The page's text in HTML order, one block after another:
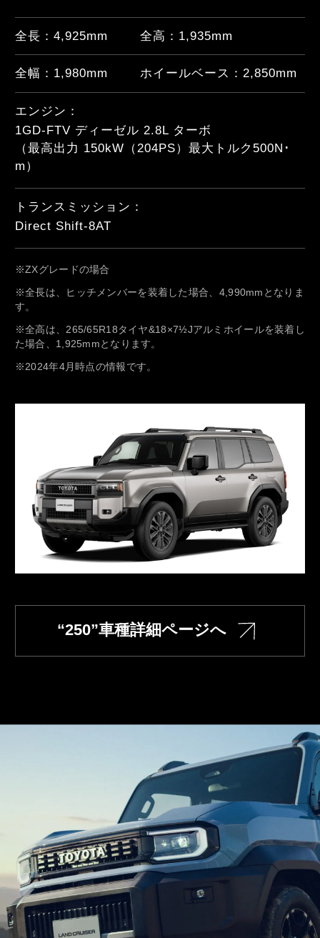
全長： 4,925mm 全高： 1,935mm
全幅： 1,980mm ホイールベース：2,850mm
エンジン：
1GD-FTV ディーゼル 2.8L ターボ
（最高出力 150kW（204PS）最大トルク500N･
m）
トランスミッション：
Direct Shift-8AT
※ZXグレードの場合
※全長は、ヒッチメンバーを装着した場合、4,990mmとなりま
す。
※全高は、265/65R18タイヤ&18×7½Jアルミホイールを装着し
た場合、1,925mmとなります。
※2024年4月時点の情報です。
“250”車種詳細ページへ